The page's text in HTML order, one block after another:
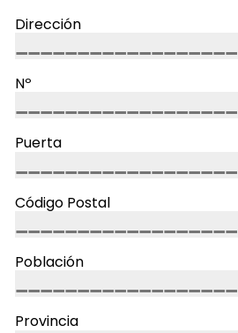
Dirección
Nº
Puerta
Código Postal
Población
Provincia